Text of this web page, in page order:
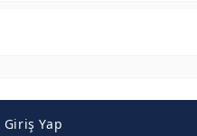
Giriş Yap